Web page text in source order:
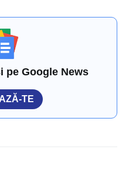
pe Google News
TE